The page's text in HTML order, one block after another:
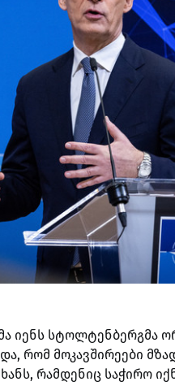
იენს სტოლტენბერგმა
რომ მოკავშირეები
რამდენიც საჭირო